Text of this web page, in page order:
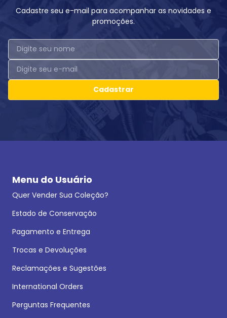
Cadastre seu e-mail para acompanhar as novidades e
promoções.
Cadastrar
Menu do Usuário
Quer Vender Sua Coleção?
Estado de Conservação
Pagamento e Entrega
Trocas e Devoluções
Reclamações e Sugestões
International Orders
Perguntas Frequentes